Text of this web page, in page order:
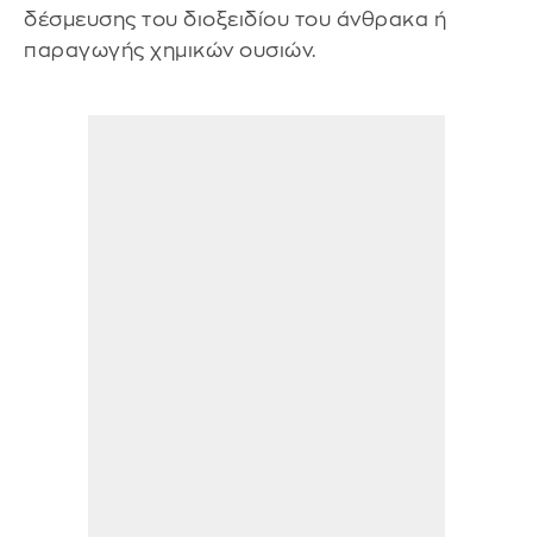
δέσμευσης του διοξειδίου του άνθρακα ή
παραγωγής χημικών ουσιών.